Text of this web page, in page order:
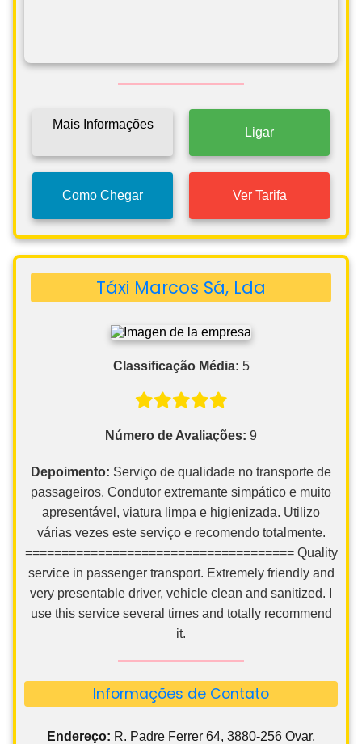
Mais Informações
Ligar
Como Chegar Ver Tarifa
Táxi Marcos Sá, Lda
Classificação Média: 5
Número de Avaliações: 9
Depoimento: Serviço de qualidade no transporte de
passageiros. Condutor extremante simpático e muito
apresentável, viatura limpa e higienizada. Utilizo
várias vezes este serviço e recomendo totalmente.
===================================== Quality
service in passenger transport. Extremely friendly and
very presentable driver, vehicle clean and sanitized. I
use this service several times and totally recommend
it.
Informações de Contato
Endereço: R. Padre Ferrer 64, 3880-256 Ovar,